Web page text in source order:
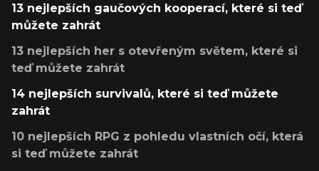
13 nejlepších gaučových kooperací, které si teď
můžete zahrát
13 nejlepších her s otevřeným světem, které si
teď můžete zahrát
14 nejlepších survivalů, které si teď můžete
zahrát
10 nejlepších RPG z pohledu vlastních očí, která
si teď můžete zahrát